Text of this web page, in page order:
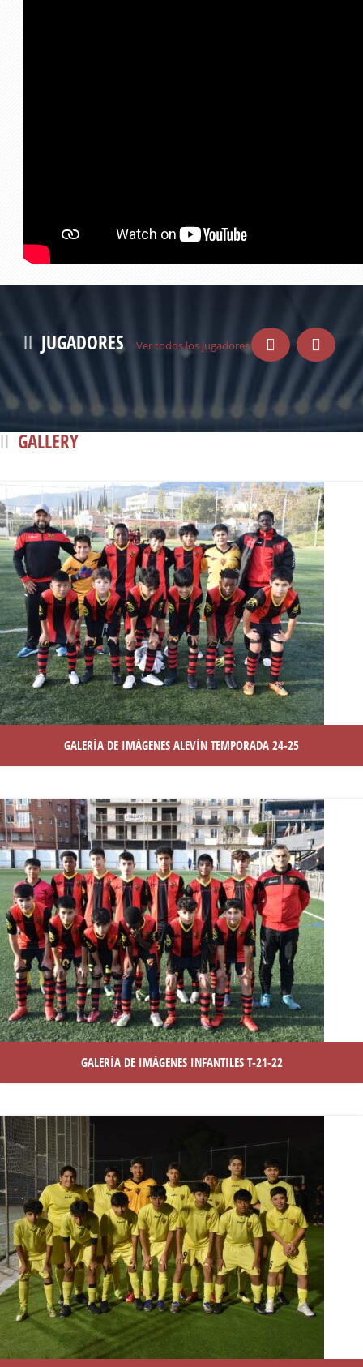
JUGADORES Ver todos los jugadores
GALLERY
GALERÍA DE IMÁGENES ALEVÍN TEMPORADA 24-25
GALERÍA DE IMÁGENES INFANTILES T-21-22